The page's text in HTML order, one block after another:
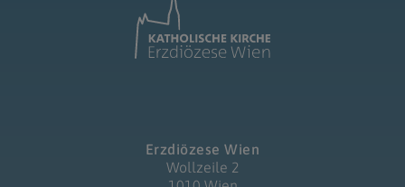
Erzdiözese Wien
Wollzeile 2